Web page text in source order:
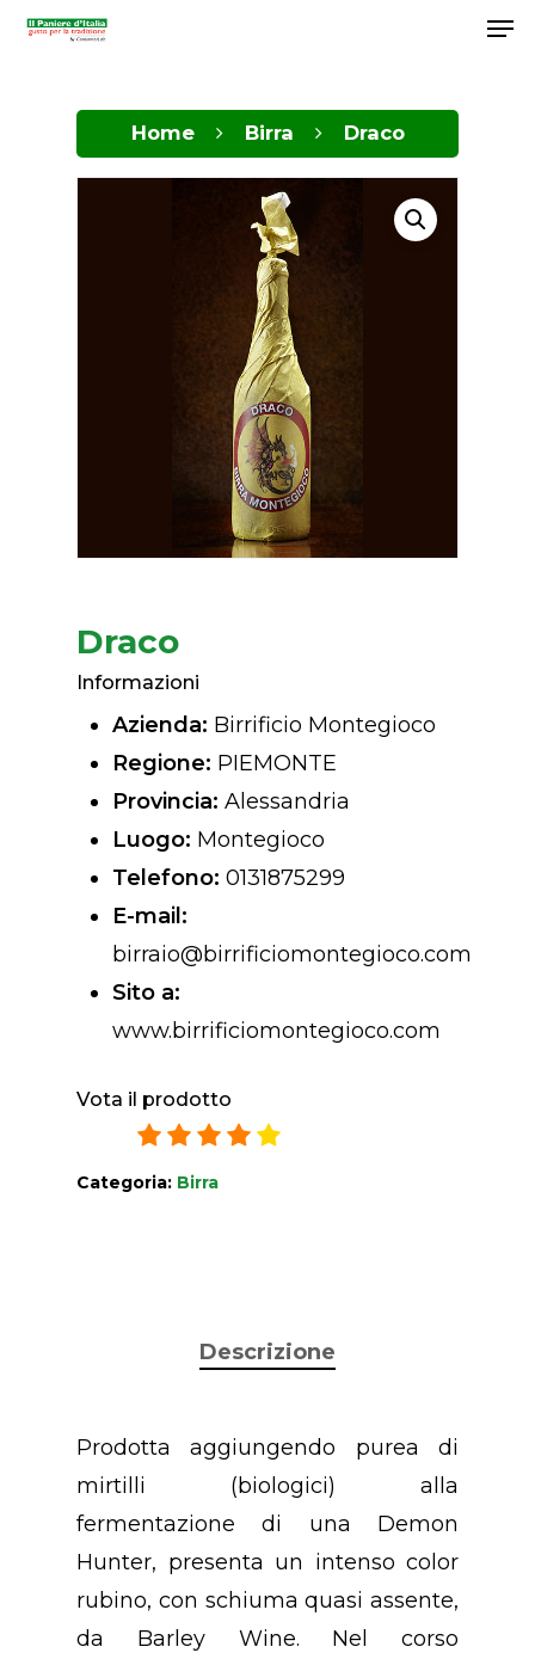
Home Birra Draco
Draco
Informazioni
Azienda: Birrificio Montegioco
Regione: PIEMONTE
Provincia: Alessandria
Luogo: Montegioco
Telefono: 0131875299
E-mail:
birraio@birrificiomontegioco.com
Sito a:
www.birrificiomontegioco.com
Vota il prodotto
Categoria: Birra
Descrizione
Prodotta aggiungendo purea di
mirtilli (biologici) alla
fermentazione di una Demon
Hunter, presenta un intenso color
rubino, con schiuma quasi assente,
da Barley Wine. Nel corso